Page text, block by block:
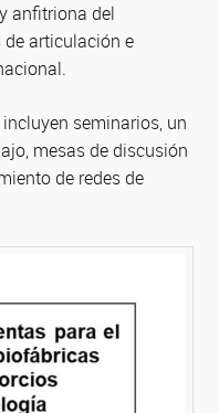
anfitriona del
articulación e
seminarios, un
mesas de discusión
de redes de